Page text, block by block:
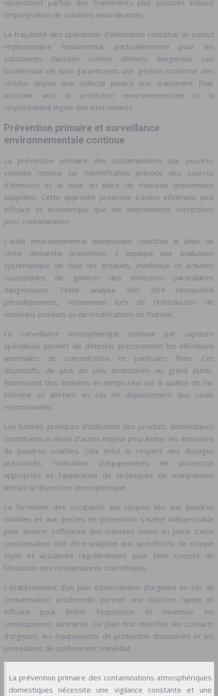
nécessitent parfois des traitements plus poussés incluant
l’imprégnation de solutions neutralisantes.
La traçabilité des opérations d’élimination constitue un aspect
réglementaire fondamental, particulièrement pour les
substances classées comme déchets dangereux. Les
bordereaux de suivi garantissent une gestion conforme des
résidus depuis leur collecte jusqu’à leur traitement final,
assurant ainsi la protection environnementale et la
responsabilité légale des intervenants.
Prévention primaire et surveillance
environnementale continue
La prévention primaire des contaminations par poudres
volatiles repose sur l’identification précoce des sources
d’émission et la mise en place de mesures préventives
adaptées. Cette approche proactive s’avère infiniment plus
efficace et économique que les interventions correctives
post-contamination.
L’audit environnemental domestique constitue le pilier de
cette démarche préventive. Il implique une évaluation
systématique de tous les produits, matériaux et activités
susceptibles de générer des émissions particulaires
dangereuses. Cette analyse doit être renouvelée
périodiquement, notamment lors de l’introduction de
nouveaux produits ou de modifications de l’habitat.
La surveillance atmosphérique continue par capteurs
spécialisés permet de détecter précocement les élévations
anormales de concentration en particules fines. Ces
dispositifs, de plus en plus accessibles au grand public,
fournissent des données en temps réel sur la qualité de l’air
intérieur et alertent en cas de dépassement des seuils
recommandés.
Les bonnes pratiques d’utilisation des produits domestiques
constituent un levier d’action majeur pour limiter les émissions
de poudres volatiles. Cela inclut le respect des dosages
préconisés, l’utilisation d’équipements de protection
appropriés et l’application de techniques de manipulation
limitant la dispersion atmosphérique.
La formation des occupants aux risques liés aux poudres
volatiles et aux gestes de prévention s’avère indispensable
pour assurer l’efficacité des mesures mises en place. Cette
sensibilisation doit être adaptée aux spécificités de chaque
foyer et actualisée régulièrement pour tenir compte de
l’évolution des connaissances scientifiques.
L’établissement d’un plan d’intervention d’urgence en cas de
contamination accidentelle permet une réaction rapide et
efficace pour limiter l’exposition et minimiser les
conséquences sanitaires. Ce plan doit identifier les contacts
d’urgence, les équipements de protection disponibles et les
procédures de confinement immédiat.
La prévention primaire des contaminations atmosphériques
domestiques nécessite une vigilance constante et une